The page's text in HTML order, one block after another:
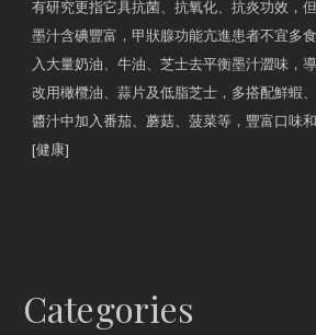
有研究更指它具抗菌、抗氧化、抗炎功效，
墨汁含碘豐富，甲狀腺功能亢進患者不宜多
入大量奶油、牛油、芝士去平衡墨汁澀味，
改用橄欖油、蒜片及低脂芝士，多搭配鮮蝦
醬汁中加入番茄、蘑菇、菠菜等，豐富口味和
[健康]
Categories